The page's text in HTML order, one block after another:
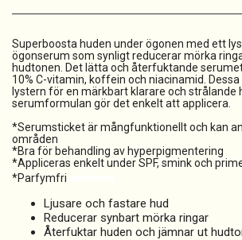
Superboosta huden under ögonen med ett
ögonserum som synligt reducerar mörka
hudtonen. Det lätta och återfuktande
10% C-vitamin, koffein och niacinamid.
lystern för en märkbart klarare och strålande
serumformulan gör det enkelt att applicera.
*Serumsticket är mångfunktionellt och kan
områden
*Bra för behandling av hyperpigmentering
*Appliceras enkelt under SPF, smink och
*Parfymfri
Ljusare och fastare hud
Reducerar synbart mörka ringar
Återfuktar huden och jämnar ut